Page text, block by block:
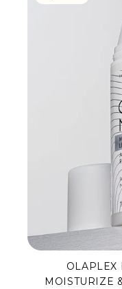
OLAPLEX
MOISTURIZE